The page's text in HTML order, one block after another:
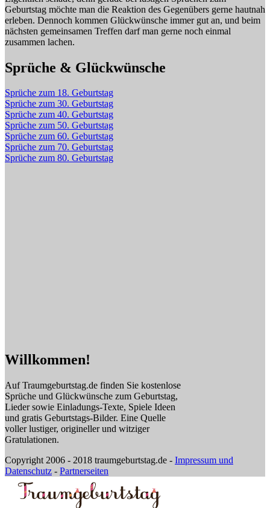
Geburtstag möchte man die Reaktion des Gegenübers gerne hautnah
erleben. Dennoch kommen Glückwünsche immer gut an, und beim
nächsten gemeinsamen Treffen darf man gerne noch einmal
zusammen lachen.
Sprüche & Glückwünsche
Sprüche zum 18. Geburtstag
Sprüche zum 30. Geburtstag
Sprüche zum 40. Geburtstag
Sprüche zum 50. Geburtstag
Sprüche zum 60. Geburtstag
Sprüche zum 70. Geburtstag
Sprüche zum 80. Geburtstag
Willkommen!
Auf Traumgeburtstag.de finden Sie kostenlose
Sprüche und Glückwünsche zum Geburtstag,
Lieder sowie Einladungs-Texte, Spiele Ideen
und gratis Geburtstags-Bilder. Eine Quelle
voller lustiger, origineller und witziger
Gratulationen.
Copyright 2006 - 2018 traumgeburtstag.de - Impressum und
Datenschutz - Partnerseiten